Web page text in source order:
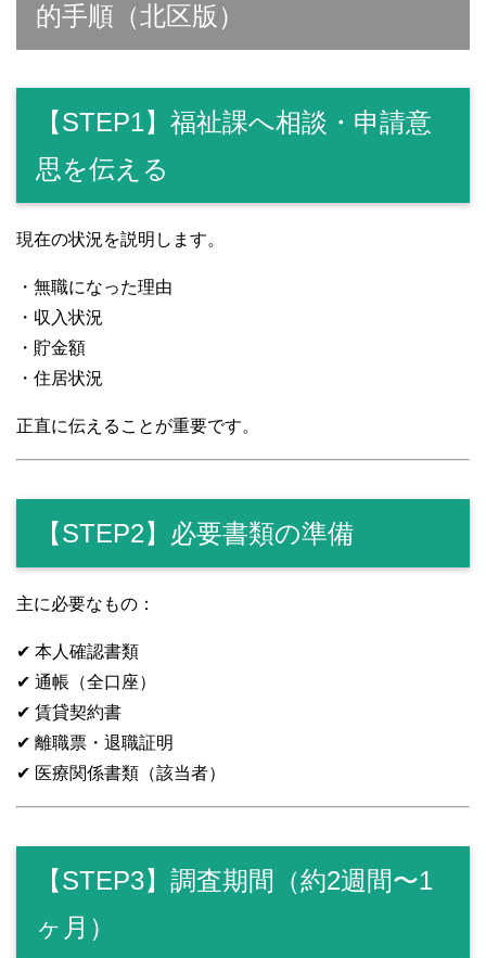
的手順（北区版）
【STEP1】福祉課へ相談・申請意
思を伝える
現在の状況を説明します。
・無職になった理由
・収入状況
・貯金額
・住居状況
正直に伝えることが重要です。
【STEP2】必要書類の準備
主に必要なもの：
✔ 本人確認書類
✔ 通帳（全口座）
✔ 賃貸契約書
✔ 離職票・退職証明
✔ 医療関係書類（該当者）
【STEP3】調査期間（約2週間〜1
ヶ月）